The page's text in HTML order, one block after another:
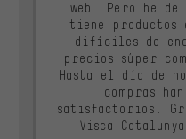
web. Pero he
tiene productos
difíciles de
precios súper
Hasta el día de
compras
satisfactorios.
Visca